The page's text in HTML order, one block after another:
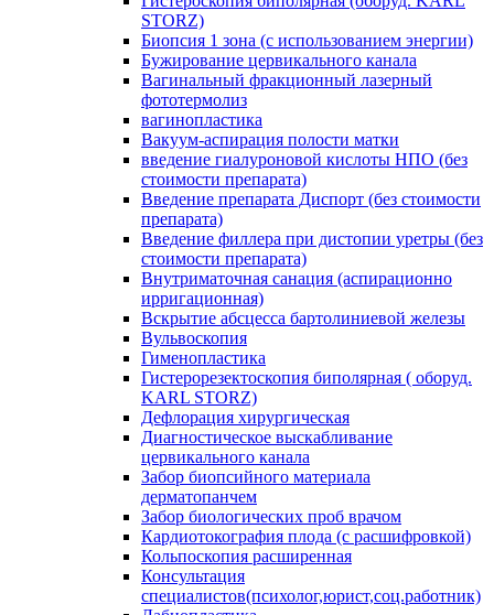
STORZ)
Биопсия 1 зона (с использованием энергии)
Бужирование цервикального канала
Вагинальный фракционный лазерный
фототермолиз
вагинопластика
Вакуум-аспирация полости матки
введение гиалуроновой кислоты НПО (без
стоимости препарата)
Введение препарата Диспорт (без стоимости
препарата)
Введение филлера при дистопии уретры (без
стоимости препарата)
Внутриматочная санация (аспирационно
ирригационная)
Вскрытие абсцесса бартолиниевой железы
Вульвоскопия
Гименопластика
Гистерорезектоскопия биполярная ( оборуд.
KARL STORZ)
Дефлорация хирургическая
Диагностическое выскабливание
цервикального канала
Забор биопсийного материала
дерматопанчем
Забор биологических проб врачом
Кардиотокография плода (с расшифровкой)
Кольпоскопия расширенная
Консультация
специалистов(психолог,юрист,соц.работник)